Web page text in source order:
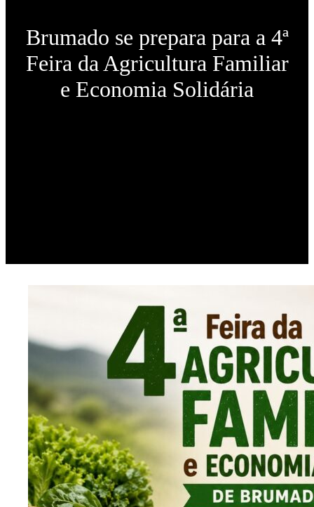
Brumado se prepara para a 4ª
Feira da Agricultura Familiar
e Economia Solidária